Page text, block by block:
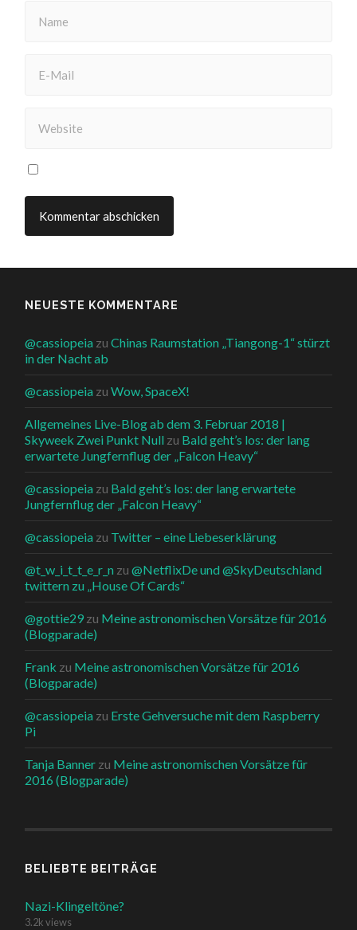
NEUESTE KOMMENTARE
@cassiopeia zuChinas Raumstation „Tiangong-1“ stürzt
in der Nacht ab
@cassiopeia zuWow, SpaceX!
Allgemeines Live-Blog ab dem 3. Februar 2018 |
Skyweek Zwei Punkt Null zu Bald geht’s los: der lang
erwartete Jungfernflug der „Falcon Heavy“
@cassiopeia zu Bald geht’s los: der lang erwartete
Jungfernflug der „Falcon Heavy“
@cassiopeia zu Twitter – eine Liebeserklärung
@t_w_i_t_t_e_r_n zu@NetflixDe und @SkyDeutschland
twittern zu „House Of Cards“
@gottie29 zu Meine astronomischen Vorsätze für 2016
(Blogparade)
Frank zu Meine astronomischen Vorsätze für 2016
(Blogparade)
@cassiopeia zu Erste Gehversuche mit dem Raspberry
Pi
Tanja Banner zu Meine astronomischen Vorsätze für
2016 (Blogparade)
BELIEBTE BEITRÄGE
Nazi-Klingeltöne?
3.2k views